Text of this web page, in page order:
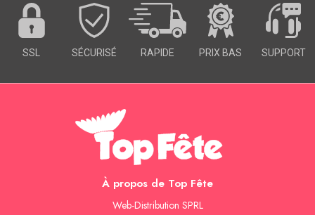
SSL SÉCURISÉ RAPIDE PRIX BAS SUPPORT
À propos de Top Fête
Web-Distribution SPRL